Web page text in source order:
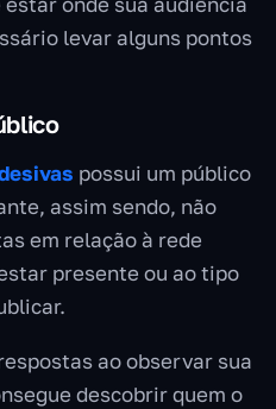
levar alguns pontos
possui um público
assim sendo, não
em relação à rede
presente ou ao tipo
ao observar sua
descobrir quem o